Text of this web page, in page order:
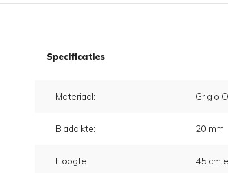
Specificaties
Materiaal: Grigio
Bladdikte: 20 mm
Hoogte: 45 cm